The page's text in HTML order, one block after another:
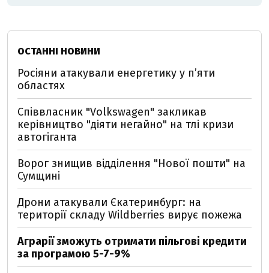
ОСТАННІ НОВИНИ
Росіяни атакували енергетику у пʼяти
областях
Співвласник "Volkswagen" закликав
керівництво "діяти негайно" на тлі кризи
автогіганта
Ворог знищив відділення "Нової пошти" на
Сумщині
Дрони атакували Єкатеринбург: на
території складу Wildberries вирує пожежа
Аграрії зможуть отримати пільгові кредити
за програмою 5-7-9%